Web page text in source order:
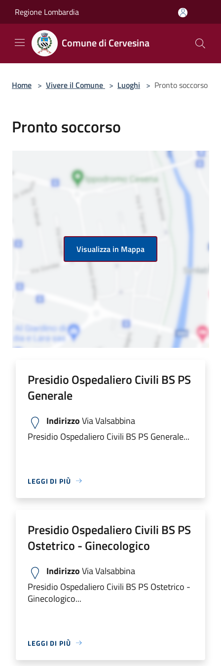
Regione Lombardia
Comune di Cervesina
Home > Vivere il Comune > Luoghi > Pronto soccorso
Pronto soccorso
Visualizza in Mappa
Presidio Ospedaliero Civili BS PS
Generale
IndirizzoVia Valsabbina
Presidio Ospedaliero Civili BS PS Generale...
LEGGI DI PIÙ
Presidio Ospedaliero Civili BS PS
Ostetrico - Ginecologico
IndirizzoVia Valsabbina
Presidio Ospedaliero Civili BS PS Ostetrico -
Ginecologico...
LEGGI DI PIÙ